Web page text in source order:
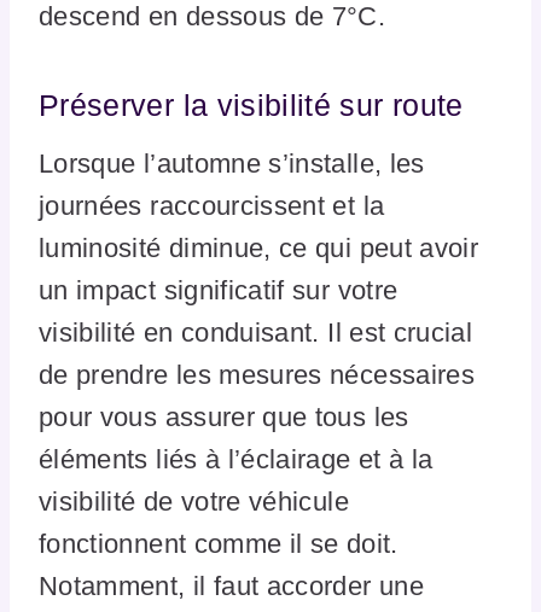
descend en dessous de 7°C.
Préserver la visibilité sur route
Lorsque l’automne s’installe, les
journées raccourcissent et la
luminosité diminue, ce qui peut avoir
un impact significatif sur votre
visibilité en conduisant. Il est crucial
de prendre les mesures nécessaires
pour vous assurer que tous les
éléments liés à l’éclairage et à la
visibilité de votre véhicule
fonctionnent comme il se doit.
Notamment, il faut accorder une